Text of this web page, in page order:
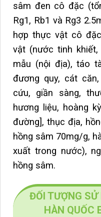
sâm đen cô đặc
Rg1, Rb1 và Rg3
hợp thực vật cô
vật (nước tinh
mẫu (nội địa), táo
đương quy, cát
cứu, giần sàng,
hương liệu, hoàng
đường], thục địa,
hồng sâm 70mg/g,
xuất trong nước),
hồng sâm.
ĐỐI TƯỢNG SỬ
HÀN QUỐC